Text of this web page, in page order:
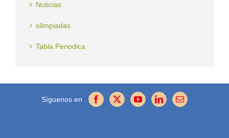
Noticias
olimpiadas
Tabla Periodica
Síguenos en